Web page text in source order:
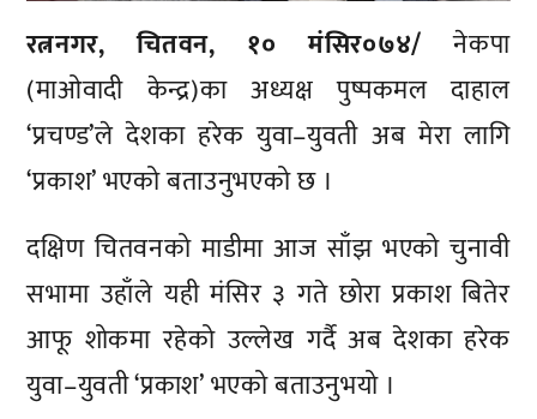
रत्ननगर, चितवन, १० मंसिर०७४/ नेकपा
(माओवादी केन्द्र)का अध्यक्ष पुष्पकमल दाहाल
‘प्रचण्ड’ले देशका हरेक युवा–युवती अब मेरा लागि
‘प्रकाश’ भएको बताउनुभएको छ ।
दक्षिण चितवनको माडीमा आज साँझ भएको चुनावी
सभामा उहाँले यही मंसिर ३ गते छोरा प्रकाश बितेर
आफू शोकमा रहेको उल्लेख गर्दै अब देशका हरेक
युवा–युवती ‘प्रकाश’ भएको बताउनुभयो ।